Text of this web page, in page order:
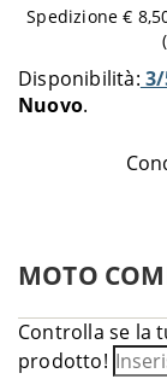
Disponibilità:
Nuovo
aggiungere
carrello
Spedizione €
MOTO
Controlla se la
prodotto!